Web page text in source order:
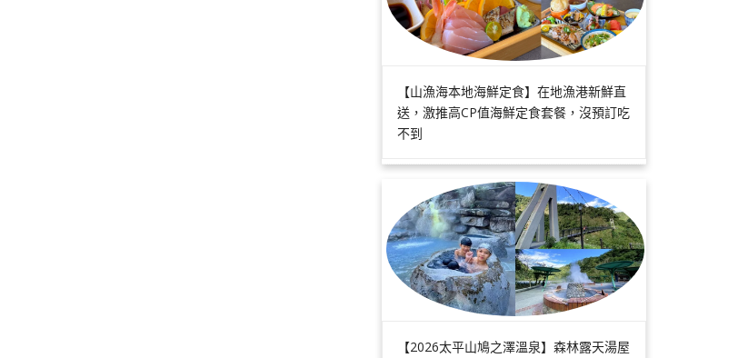
【山漁海本地海鮮定食】在地漁港新鮮直
送，激推高CP值海鮮定食套餐，沒預訂吃
不到
【2026太平山鳩之澤溫泉】森林露天湯屋